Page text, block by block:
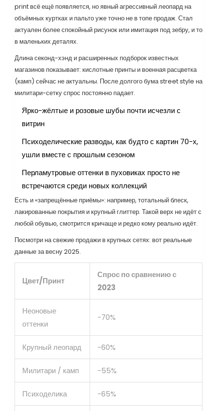
print всё ещё появляется, но явный агрессивный леопард на
объёмных куртках и пальто уже точно не в топе продаж. Стал
актуален более спокойный рисунок или имитация под зебру, и то
в маленьких деталях.
Длина секонд-хэнд и расширенных подборок известных
магазинов показывает: кислотные принты и военная расцветка
(камп) сейчас не актуальны. После долгого бума street style на
милитари-сетку спрос постоянно падает.
Ярко-жёлтые и розовые шубы почти исчезли с
витрин
Психоделические разводы, как будто с картин 70-х,
ушли вместе с прошлым сезоном
Перламутровые оттенки в пуховиках просто не
встречаются среди новых коллекций
Есть и «запрещённые приёмы»: например, тотальный блеск,
лакированные покрытия и крупный глиттер. Такой верх не идёт с
любой обувью, смотрится кричаще и редко кому реально идёт.
Посмотри на свежие продажи в крупных сетях: вот реальные
данные за весну 2025.
Цвет/Принт
Спрос по сравнению с
2023
Неоновые
оттенки
-70%
Крупный леопард -60%
Милитари / камп -55%
Психоделика -65%